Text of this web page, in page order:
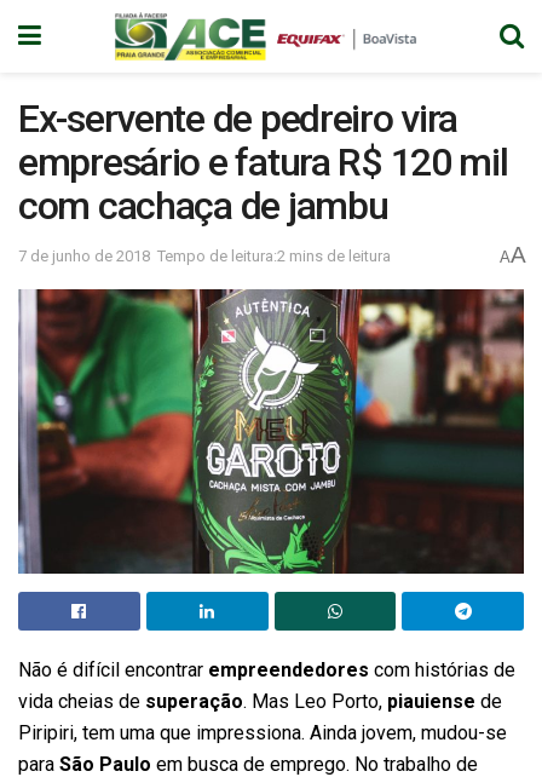
Ex-servente de pedreiro vira
empresário e fatura R$ 120 mil
com cachaça de jambu
7 de junho de 2018 Tempo de leitura:2 mins de leitura AA
Não é difícil encontrar empreendedores com histórias de
vida cheias de superação. Mas Leo Porto, piauiense de
Piripiri, tem uma que impressiona. Ainda jovem, mudou-se
para São Paulo em busca de emprego. No trabalho de